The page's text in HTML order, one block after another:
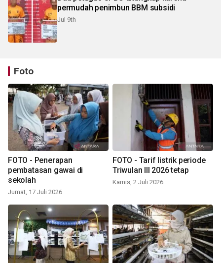
permudah penimbun BBM subsidi
Jul 9th
Foto
FOTO - Penerapan
pembatasan gawai di
sekolah
Jumat, 17 Juli 2026
FOTO - Tarif listrik periode
Triwulan III 2026 tetap
Kamis, 2 Juli 2026